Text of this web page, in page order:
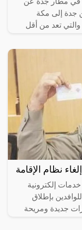
جدة إلى مكة
تعد من أقل
نظام الإقامة
خدمات إلكترونية
بإطلاق
جديدة ومريحة